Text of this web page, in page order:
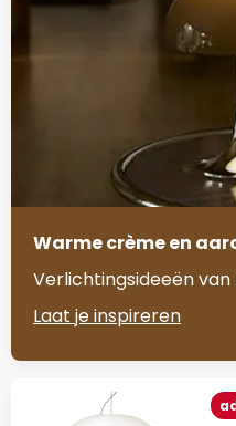
Warme crème en
Verlichtingsideeën
Laat je inspireren